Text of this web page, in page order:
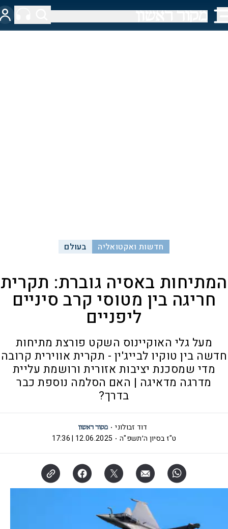
חדשות ואקטואליה בעולם
המתיחות באסיה גוברת: תקרית
חריגה בין מטוסי קרב סיניים
ליפניים
מעל גלי האוקיינוס השקט פורצת מתיחות
חדשה בין טוקיו לבייג'ין - תקרית אווירית קרובה
מדי שמסכנת יציבות אזורית ורושמת עליית
מדרגה מדאיגה | האם הסלמה נוספת כבר
בדרך?
דוד זבולוני
ט"ז בסיון ה׳תשפ"ה
12.06.2025 | 17:36